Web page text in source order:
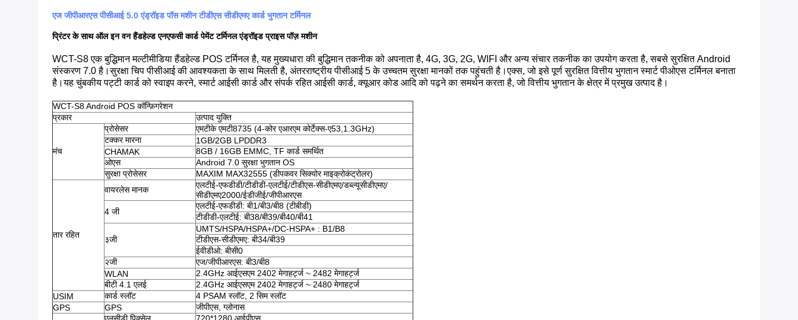
एज जीपीआरएस पीसीआई 5.0 एंड्रॉइड पॉस मशीन टीडीएस सीडीएमए कार्ड भुगतान टर्मिनल
प्रिंटर के साथ ऑल इन वन हैंडहेल्ड एनएफसी कार्ड पेमेंट टर्मिनल एंड्रॉइड प्राइस पॉज़ मशीन
WCT-S8 एक बुद्धिमान मल्टीमीडिया हैंडहेल्ड POS टर्मिनल है, यह मुख्यधारा की बुद्धिमान तकनीक को अपनाता है, 4G, 3G, 2G, WIFI और अन्य संचार तकनीक का उपयोग करता है, सबसे सुरक्षित Android
संस्करण 7.0 है।सुरक्षा चिप पीसीआई की आवश्यकता के साथ मिलती है, अंतरराष्ट्रीय पीसीआई 5 के उच्चतम सुरक्षा मानकों तक पहुंचती है।एक्स, जो इसे पूर्ण सुरक्षित वित्तीय भुगतान स्मार्ट पीओएस टर्मिनल बनाता
है।यह चुंबकीय पट्टी कार्ड को स्वाइप करने, स्मार्ट आईसी कार्ड और संपर्क रहित आईसी कार्ड, क्यूआर कोड आदि को पढ़ने का समर्थन करता है, जो वित्तीय भुगतान के क्षेत्र में प्रमुख उत्पाद है।
WCT-S8 Android POS कॉन्फ़िगरेशन
प्रकार
उत्पाद युक्ति
मंच
प्रोसेसर
एमटीके एमटी8735 (4-कोर एआरएम कोर्टेक्स-ए53,1.3GHz)
टक्कर मारना
1GB/2GB LPDDR3
CHAMAK
8GB / 16GB EMMC, TF कार्ड समर्थित
ओएस
Android 7.0 सुरक्षा भुगतान OS
सुरक्षा प्रोसेसर
MAXIM MAX32555 (डीपकवर सिक्योर माइक्रोकंट्रोलर)
तार रहित
वायरलेस मानक
एलटीई-एफडीडी/टीडीडी-एलटीई/टीडीएस-सीडीएमए/डब्ल्यूसीडीएमए/
सीडीएमए2000/ईडीजीई/जीपीआरएस
4 जी
एलटीई-एफडीडी: बी1/बी3/बी8 (टीबीडी)
टीडीडी-एलटीई: बी38/बी39/बी40/बी41
३जी
UMTS/HSPA/HSPA+/DC-HSPA+ : B1/B8
टीडीएस-सीडीएमए: बी34/बी39
ईवीडीओ: बीसी0
२जी
एज/जीपीआरएस: बी3/बी8
WLAN
2.4GHz आईएसएम 2402 मेगाहर्ट्ज ~ 2482 मेगाहर्ट्ज
बीटी 4.1 एलई
2.4GHz आईएसएम 2402 मेगाहर्ट्ज ~ 2480 मेगाहर्ट्ज
USIM
कार्ड स्लॉट
4 PSAM स्लॉट, 2 सिम स्लॉट
GPS
GPS
जीपीएस, ग्लोनास